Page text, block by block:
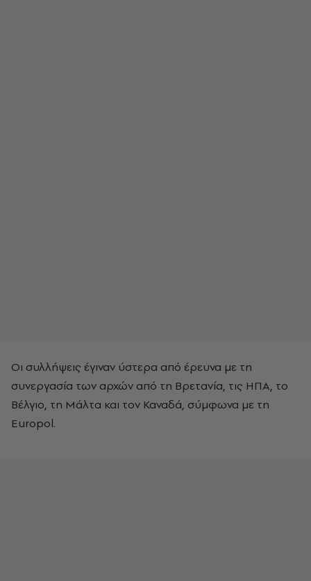
Οι συλλήψεις έγιναν ύστερα από έρευνα με τη
συνεργασία των αρχών από τη Βρετανία, τις ΗΠΑ, το
Βέλγιο, τη Μάλτα και τον Καναδά, σύμφωνα με τη
Europol.